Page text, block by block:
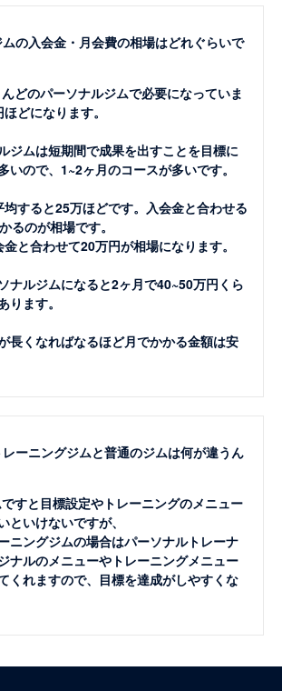
の入会金・月会費の相場はどれぐらいで
どのパーソナルジムで必要になっていま
どになります。
ジムは短期間で成果を出すことを目標に
いので、1~2ヶ月のコースが多いです。
すると25万ほどです。入会金と合わせる
るのが相場です。
と合わせて20万円が相場になります。
ナルジムになると2ヶ月で40~50万円くら
ります。
長くなればなるほど月でかかる金額は安
ーニングジムと普通のジムは何が違うん
すと目標設定やトレーニングのメニュー
といけないですが、
ニングジムの場合はパーソナルトレーナ
ナルのメニューやトレーニングメニュー
くれますので、目標を達成がしやすくな